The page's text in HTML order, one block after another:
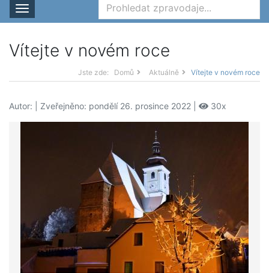
Rozbalit nabídku
Vítejte v novém roce
Jste zde: Domů Aktuálně Vítejte v novém roce
Autor: | Zveřejněno: pondělí 26. prosince 2022 | 30x